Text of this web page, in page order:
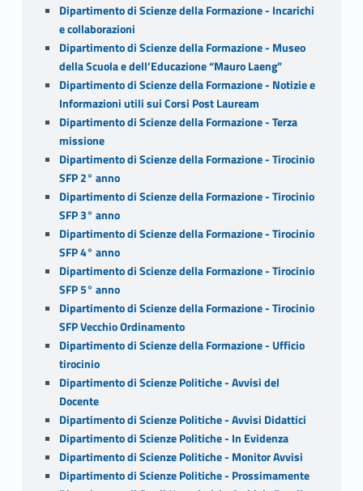
Dipartimento di Scienze della Formazione - Incarichi
e collaborazioni
Dipartimento di Scienze della Formazione - Museo
della Scuola e dell’Educazione “Mauro Laeng”
Dipartimento di Scienze della Formazione - Notizie e
Informazioni utili sui Corsi Post Lauream
Dipartimento di Scienze della Formazione - Terza
missione
Dipartimento di Scienze della Formazione - Tirocinio
SFP 2° anno
Dipartimento di Scienze della Formazione - Tirocinio
SFP 3° anno
Dipartimento di Scienze della Formazione - Tirocinio
SFP 4° anno
Dipartimento di Scienze della Formazione - Tirocinio
SFP 5° anno
Dipartimento di Scienze della Formazione - Tirocinio
SFP Vecchio Ordinamento
Dipartimento di Scienze della Formazione - Ufficio
tirocinio
Dipartimento di Scienze Politiche - Avvisi del
Docente
Dipartimento di Scienze Politiche - Avvisi Didattici
Dipartimento di Scienze Politiche - In Evidenza
Dipartimento di Scienze Politiche - Monitor Avvisi
Dipartimento di Scienze Politiche - Prossimamente